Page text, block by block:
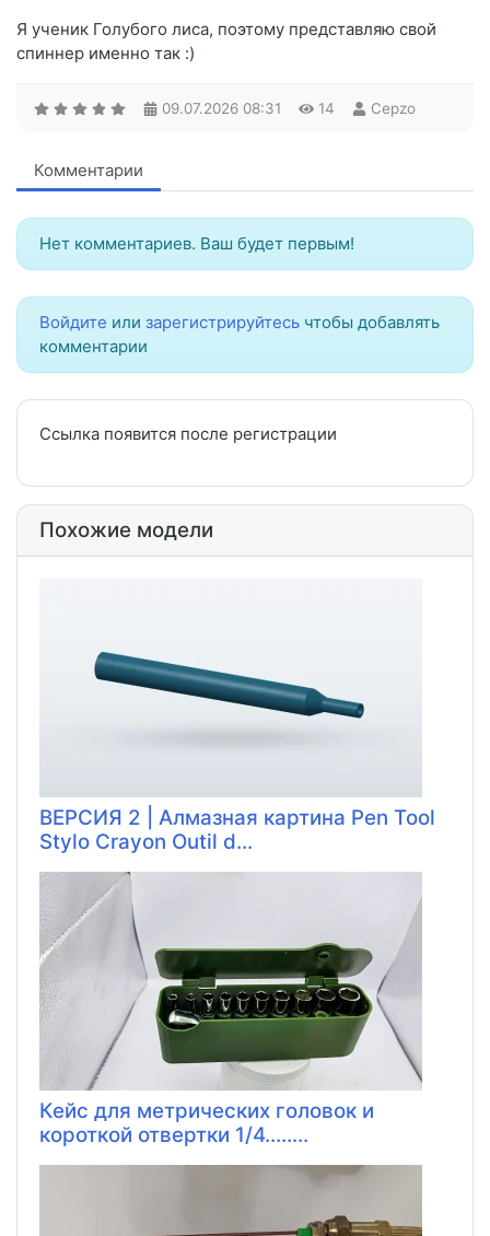
Я ученик Голубого лиса, поэтому представляю свой
спиннер именно так :)
09.07.2026 08:31 14 Cepzo
Комментарии
Нет комментариев. Ваш будет первым!
Войдите или зарегистрируйтесь чтобы добавлять
комментарии
Ссылка появится после регистрации
Похожие модели
ВЕРСИЯ 2 | Алмазная картина Pen Tool
Stylo Crayon Outil d...
Кейс для метрических головок и
короткой отвертки 1/4........